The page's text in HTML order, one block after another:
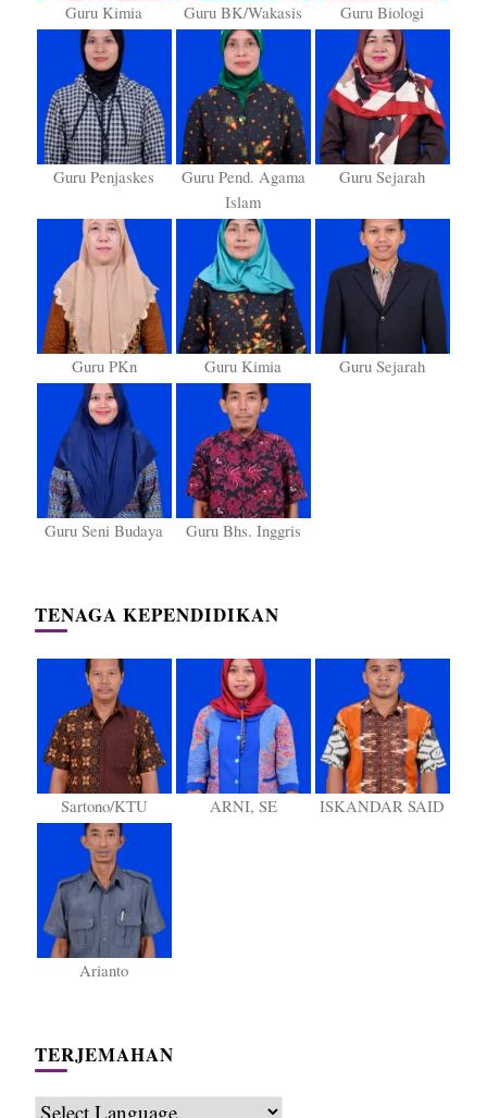
Guru Kimia Guru BK/Wakasis Guru Biologi
Guru Penjaskes
Guru Pend. Agama
Islam
Guru Sejarah
Guru PKn Guru Kimia Guru Sejarah
Guru Seni Budaya Guru Bhs. Inggris
TENAGA KEPENDIDIKAN
Sartono/KTU ARNI, SE ISKANDAR SAID
Arianto
TERJEMAHAN